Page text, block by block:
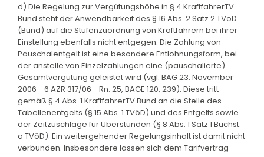
d) Die Regelung zur Vergütungshöhe in § 4 KraftfahrerTV
Bund steht der Anwendbarkeit des § 16 Abs. 2 Satz 2 TVöD
(Bund) auf die Stufenzuordnung von Kraftfahrern bei ihrer
Einstellung ebenfalls nicht entgegen. Die Zahlung von
Pauschalentgelt ist eine besondere Entlohnungsform, bei
der anstelle von Einzelzahlungen eine (pauschalierte)
Gesamtvergütung geleistet wird (vgl. BAG 23. November
2006 - 6 AZR 317/06 - Rn. 25, BAGE 120, 239). Diese tritt
gemäß § 4 Abs. 1 KraftfahrerTV Bund an die Stelle des
Tabellenentgelts (§ 15 Abs. 1 TVöD) und des Entgelts sowie
der Zeitzuschläge für Überstunden (§ 8 Abs. 1 Satz 1 Buchst.
a TVöD). Ein weitergehender Regelungsinhalt ist damit nicht
verbunden. Insbesondere lassen sich dem Tarifvertrag